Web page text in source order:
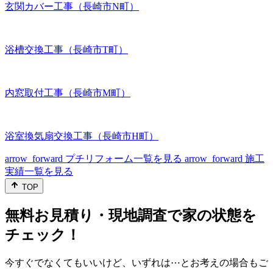
玄関カバー工事（長崎市N町）
浴槽交換工事（長崎市T町）
内窓取付工事（長崎市M町）
浴室換気扇交換工事（長崎市H町）
arrow_forward プチリフォーム一覧を見る arrow_forward 施工
実績一覧を見る
TOP
無料お見積り・現地調査で家の状態を
チェック！
今すぐでなくてもいいけど、いずれは⋯とお考えの場合もご